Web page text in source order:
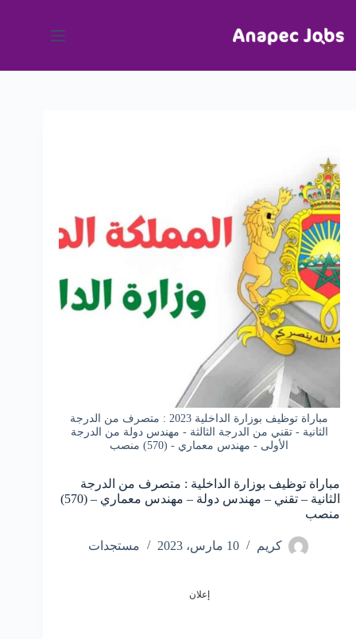
المحتوى
مباراة توظيف بوزارة الداخلية 2023 : متصرف من الدرجة
الثانية - تقني من الدرجة الثالثة - مهندس دولة من الدرجة
الأولى - مهندس معماري - (570) منصب
مباراة توظيف بوزارة الداخلية : متصرف من الدرجة
الثانية – تقني – مهندس دولة – مهندس معماري – (570)
منصب
كريم 10 مارس، 2023 مستجدات
إعلان